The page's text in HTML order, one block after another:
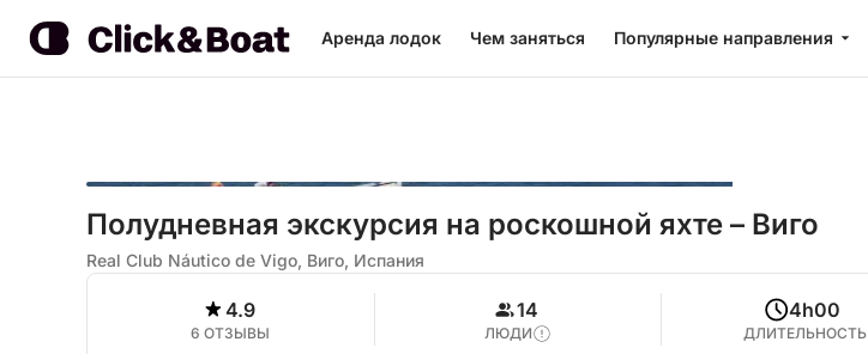
Аренда лодок Чем заняться Популярные направления
Полудневная экскурсия на роскошной яхте – Виго
Real Club Náutico de Vigo, Виго, Испания
4.9
6 ОТЗЫВЫ
14
ЛЮДИ
4h00
ДЛИТЕЛЬНОСТЬ